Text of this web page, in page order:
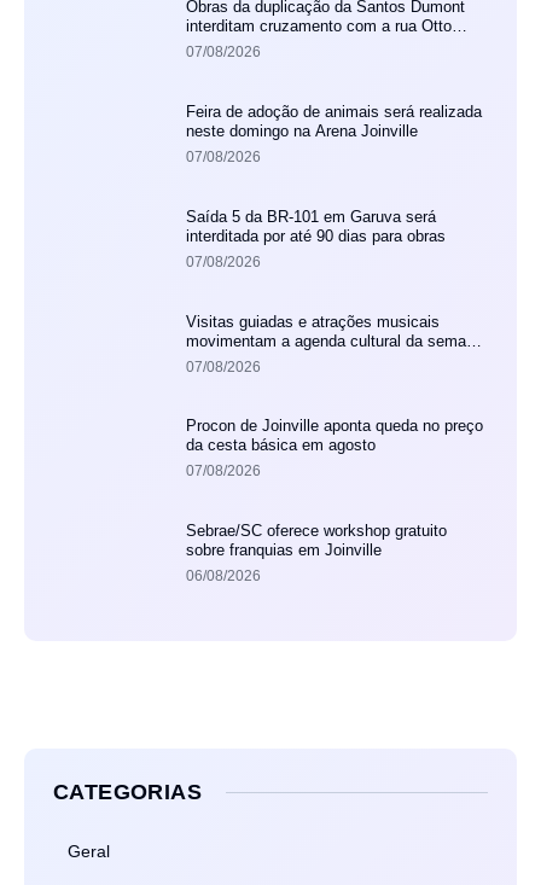
Obras da duplicação da Santos Dumont
interditam cruzamento com a rua Otto
Nass
07/08/2026
Feira de adoção de animais será realizada
neste domingo na Arena Joinville
07/08/2026
Saída 5 da BR-101 em Garuva será
interditada por até 90 dias para obras
07/08/2026
Visitas guiadas e atrações musicais
movimentam a agenda cultural da semana
em Joinville
07/08/2026
Procon de Joinville aponta queda no preço
da cesta básica em agosto
07/08/2026
Sebrae/SC oferece workshop gratuito
sobre franquias em Joinville
06/08/2026
CATEGORIAS
Geral